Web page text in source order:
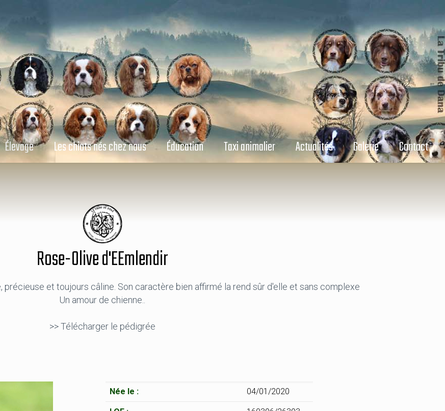
Élevage Les chiots nés chez nous Éducation Taxi animalier Actualités Galerie Contact
Rose-Olive d'EEmlendir
et toujours câline. Son caractère bien affirmé la rend sûr d'elle et sans complexe
Un amour de chienne..
>> Télécharger le pédigrée
Née le : 04/01/2020